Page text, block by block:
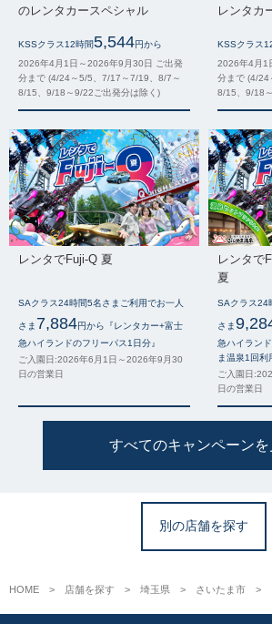
のレンタカースペシャル
KSSクラス12時間5,544円から
2026年4月1日～2026年9月30日 ご出発
分まで (4/24～5/5、7/17～7/19、8/7～
8/15、9/18～9/22ご出発分は除く)
レンタカ
KSSクラス
2026年4月1
分まで (4/24
8/15、9/18
レンタでFuji-Q 夏
SAクラス24時間5名さまご利用でお一人
さま 7,884円から『レンタカー+富士
急ハイランドのフリーパス1日分』
ご入園日:2026年6月1日～2026年9月30
日の営業日
レンタで
夏
SAクラス24
さま
急ハイラン
ま温泉1回利
ご入園日
日の営業日
すべてのキャンペーンを
別の店舗を探す
HOME 店舗を探す 埼玉県 さいたま市